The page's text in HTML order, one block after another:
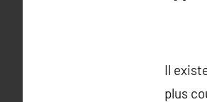
Il
plus